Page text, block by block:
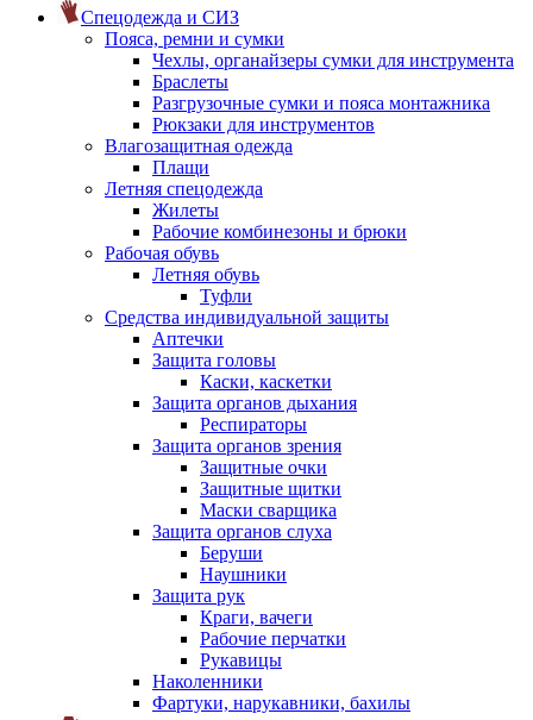
Спецодежда и СИЗ
Пояса, ремни и сумки
Чехлы, органайзеры сумки для инструмента
Браслеты
Разгрузочные сумки и пояса монтажника
Рюкзаки для инструментов
Влагозащитная одежда
Плащи
Летняя спецодежда
Жилеты
Рабочие комбинезоны и брюки
Рабочая обувь
Летняя обувь
Туфли
Средства индивидуальной защиты
Аптечки
Защита головы
Каски, каскетки
Защита органов дыхания
Респираторы
Защита органов зрения
Защитные очки
Защитные щитки
Маски сварщика
Защита органов слуха
Беруши
Наушники
Защита рук
Краги, вачеги
Рабочие перчатки
Рукавицы
Наколенники
Фартуки, нарукавники, бахилы